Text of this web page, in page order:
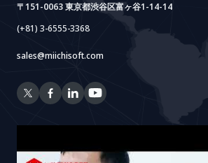
〒151-0063 東京都渋谷区富ヶ谷1-14-14
(+81) 3-6555-3368
sales@miichisoft.com